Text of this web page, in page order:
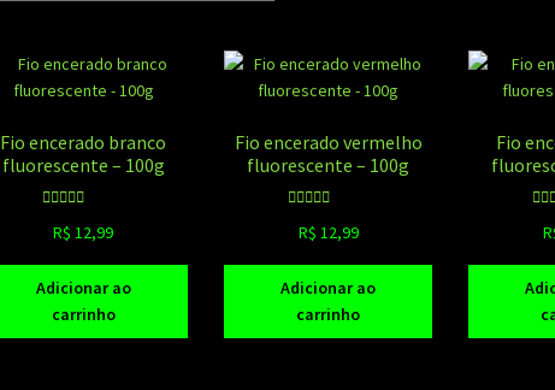
Fio encerado branco
fluorescente – 100g
5.00de 5
R$ 12,99
Adicionar ao
carrinho
Fio encerado vermelho
fluorescente – 100g
5.00de 5
R$ 12,99
Adicionar ao
carrinho
Fio